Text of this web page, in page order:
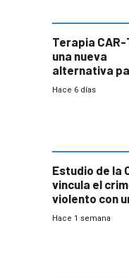
Terapia
una nueva
alternativa
niños y
Hace 6 días
Estudio de la
vincula el
violento con
menor
Hace 1 semana